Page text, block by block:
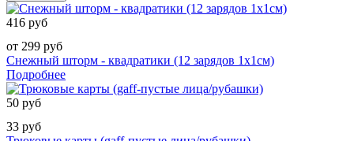
416 руб
от 299 руб
Снежный шторм - квадратики (12 зарядов 1х1см)
Подробнее
50 руб
33 руб